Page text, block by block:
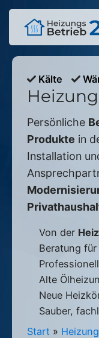
Kälte
Persönliche
Produkte in
Installation
Von der
Beratung
Alte
Neue
Sauber,
Start »